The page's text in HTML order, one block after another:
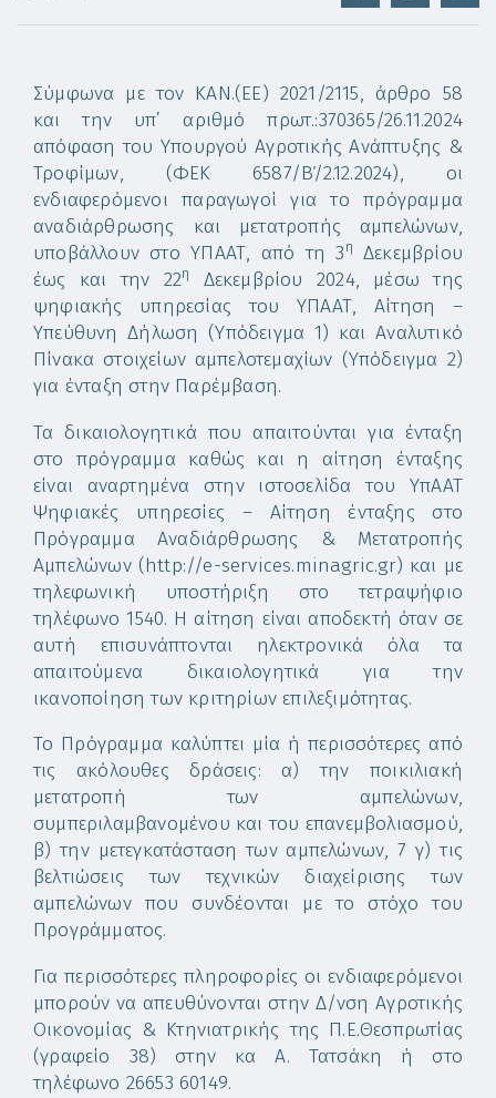
Σύμφωνα με τον ΚΑΝ.(ΕΕ) 2021/2115, άρθρο 58
και την υπ’ αριθμό πρωτ.:370365/26.11.2024
απόφαση του Υπουργού Αγροτικής Ανάπτυξης &
Τροφίμων, (ΦΕΚ 6587/Β΄/2.12.2024), οι
ενδιαφερόμενοι παραγωγοί για το πρόγραμμα
αναδιάρθρωσης και μετατροπής αμπελώνων,
υποβάλλουν στο ΥΠΑΑΤ, από τη 3 η
Δεκεμβρίου
έως και την 22η
Δεκεμβρίου 2024, μέσω της
ψηφιακής υπηρεσίας του ΥΠΑΑΤ, Αίτηση –
Υπεύθυνη Δήλωση (Υπόδειγμα 1) και Αναλυτικό
Πίνακα στοιχείων αμπελοτεμαχίων (Υπόδειγμα 2)
για ένταξη στην Παρέμβαση.
Τα δικαιολογητικά που απαιτούνται για ένταξη
στο πρόγραμμα καθώς και η αίτηση ένταξης
είναι αναρτημένα στην ιστοσελίδα του ΥπΑΑΤ
Ψηφιακές υπηρεσίες – Αίτηση ένταξης στο
Πρόγραμμα Αναδιάρθρωσης & Μετατροπής
Αμπελώνων (http://e-services.minagric.gr) και με
τηλεφωνική υποστήριξη στο τετραψήφιο
τηλέφωνο 1540. Η αίτηση είναι αποδεκτή όταν σε
αυτή επισυνάπτονται ηλεκτρονικά όλα τα
απαιτούμενα δικαιολογητικά για την
ικανοποίηση των κριτηρίων επιλεξιμότητας.
Το Πρόγραμμα καλύπτει μία ή περισσότερες από
τις ακόλουθες δράσεις: α) την ποικιλιακή
μετατροπή των αμπελώνων,
συμπεριλαμβανομένου και του επανεμβολιασμού,
β) την μετεγκατάσταση των αμπελώνων, 7 γ) τις
βελτιώσεις των τεχνικών διαχείρισης των
αμπελώνων που συνδέονται με το στόχο του
Προγράμματος.
Για περισσότερες πληροφορίες οι ενδιαφερόμενοι
μπορούν να απευθύνονται στην Δ/νση Αγροτικής
Οικονομίας & Κτηνιατρικής της Π.Ε.Θεσπρωτίας
(γραφείο 38) στην κα Α. Τατσάκη ή στο
τηλέφωνο 26653 60149.